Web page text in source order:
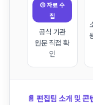
① 자료 수
집
공식 기관
원문 직접 확
인
📄 편집팀 소개 및